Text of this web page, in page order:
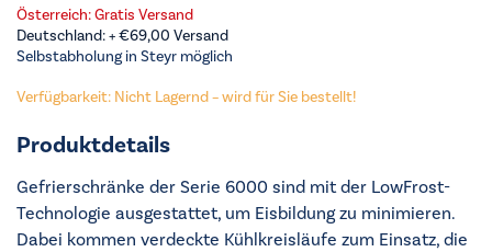
Österreich: Gratis Versand
Deutschland: +€69,00 Versand
Selbstabholung in Steyr möglich
Verfügbarkeit: Nicht Lagernd – wird für Sie bestellt!
Produktdetails
Gefrierschränke der Serie 6000 sind mit der LowFrost-
Technologie ausgestattet, um Eisbildung zu minimieren.
Dabei kommen verdeckte Kühlkreisläufe zum Einsatz, die